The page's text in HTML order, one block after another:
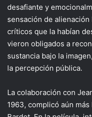
desafiante y
sensación de
críticos que la habían
vieron obligados a
sustancia bajo la
la percepción pública.
La colaboración con
1963, complicó aún